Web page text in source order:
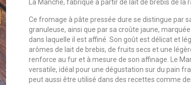
La Manche, fabriqué à partir de lait de brebis de la
Ce fromage à pâte pressée dure se distingue par
granuleuse, ainsi que par sa croûte jaune,
dans laquelle il est affiné. Son goût est délicat et
arômes de lait de brebis, de fruits secs et une
renforce au fur et à mesure de son affinage. Le
versatile, idéal pour une dégustation sur du pain
peut aussi être utilisé dans des recettes comme